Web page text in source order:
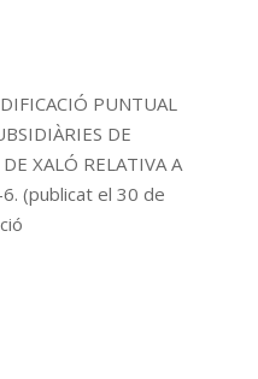
PUNTUAL
DE
XALÓ RELATIVA A
(publicat el 30 de